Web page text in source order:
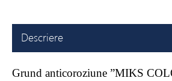
Descriere
Grund anticoroziune ”MIKS